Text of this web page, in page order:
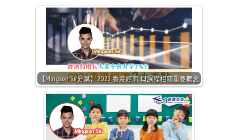
【Mingson Sir分享】2021 香港經濟 與課程相關重要概念